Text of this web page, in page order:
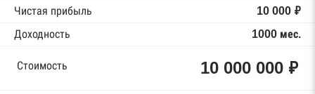
Чистая прибыль
10 000 ₽
Доходность
1000 мес.
Стоимость 10 000 000 ₽